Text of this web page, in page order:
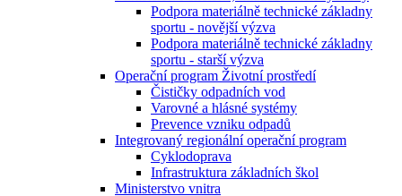
Podpora materiálně technické základny
sportu - novější výzva
Podpora materiálně technické základny
sportu - starší výzva
Operační program Životní prostředí
Čističky odpadních vod
Varovné a hlásné systémy
Prevence vzniku odpadů
Integrovaný regionální operační program
Cyklodoprava
Infrastruktura základních škol
Ministerstvo vnitra